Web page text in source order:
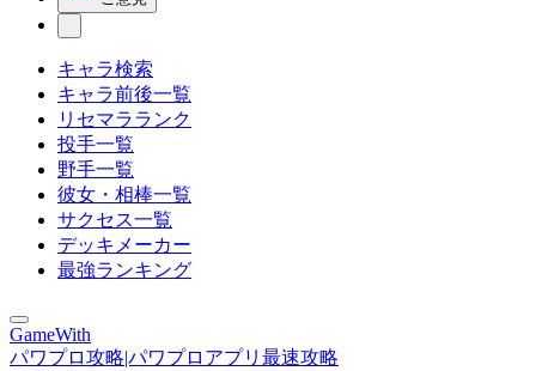
キャラ検索
キャラ前後一覧
リセマラランク
投手一覧
野手一覧
彼女・相棒一覧
サクセス一覧
デッキメーカー
最強ランキング
GameWith
パワプロ攻略|パワプロアプリ最速攻略